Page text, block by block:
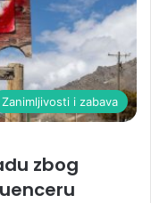
Zanimljivosti i zabava
zbog